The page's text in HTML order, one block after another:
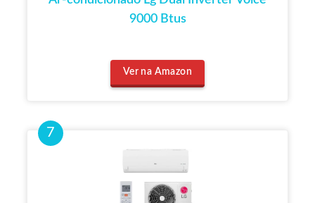
9000 Btus
Ver na Amazon